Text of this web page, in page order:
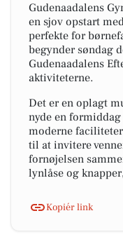
Gudenaadalens
en sjov opstart
perfekte for
begynder søndag
Gudenaadalens
aktiviteterne.
Det er en oplagt
nyde en
moderne
til at invitere
fornøjelsen
lynlåse og
Kopiér link